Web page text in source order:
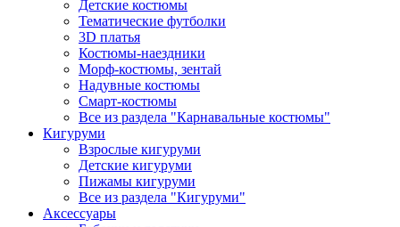
Детские костюмы
Тематические футболки
3D платья
Костюмы-наездники
Морф-костюмы, зентай
Надувные костюмы
Смарт-костюмы
Все из раздела "Карнавальные костюмы"
Кигуруми
Взрослые кигуруми
Детские кигуруми
Пижамы кигуруми
Все из раздела "Кигуруми"
Аксессуары